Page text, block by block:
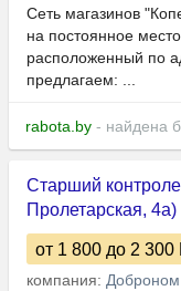
Сеть магазинов
на постоянное
расположенный по
предлагаем: ...
rabota.by - найдена
Старший
Пролетарская, 4а)
от 1 800 до 2 300
компания: Доброном